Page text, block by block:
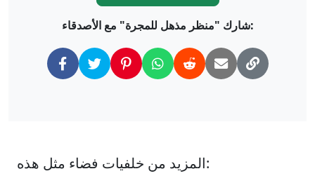
شارك "منظر مذهل للمجرة" مع الأصدقاء:
المزيد من خلفيات فضاء مثل هذه: